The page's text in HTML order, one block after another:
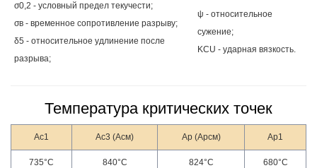
σ0,2 - условный предел текучести;
σв - временное сопротивление разрыву;
δ5 - относительное удлинение после
разрыва;
ψ - относительное
сужение;
KCU - ударная вязкость.
Температура критических точек
Ас1 Ас3 (Асм) Ар (Арсм) Ар1
735°С 840°С 824°С 680°С